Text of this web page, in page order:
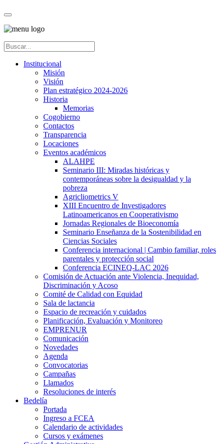
Institucional
Misión
Visión
Plan estratégico 2024-2026
Historia
Memorias
Cogobierno
Contactos
Transparencia
Locaciones
Eventos académicos
ALAHPE
Seminario III: Miradas históricas y
contemporáneas sobre la desigualdad y la
pobreza
Agricliometrics V
XIII Encuentro de Investigadores
Latinoamericanos en Cooperativismo
Jornadas Regionales de Bioeconomía
Seminario Enseñanza de la Sostenibilidad en
Ciencias Sociales
Conferencia internacional | Cambio familiar, roles
parentales y protección social
Conferencia ECINEQ-LAC 2026
Comisión de Actuación ante Violencia, Inequidad,
Discriminación y Acoso
Comité de Calidad con Equidad
Sala de lactancia
Espacio de recreación y cuidados
Planificación, Evaluación y Monitoreo
EMPRENUR
Comunicación
Novedades
Agenda
Convocatorias
Campañas
Llamados
Resoluciones de interés
Bedelía
Portada
Ingreso a FCEA
Calendario de actividades
Cursos y exámenes